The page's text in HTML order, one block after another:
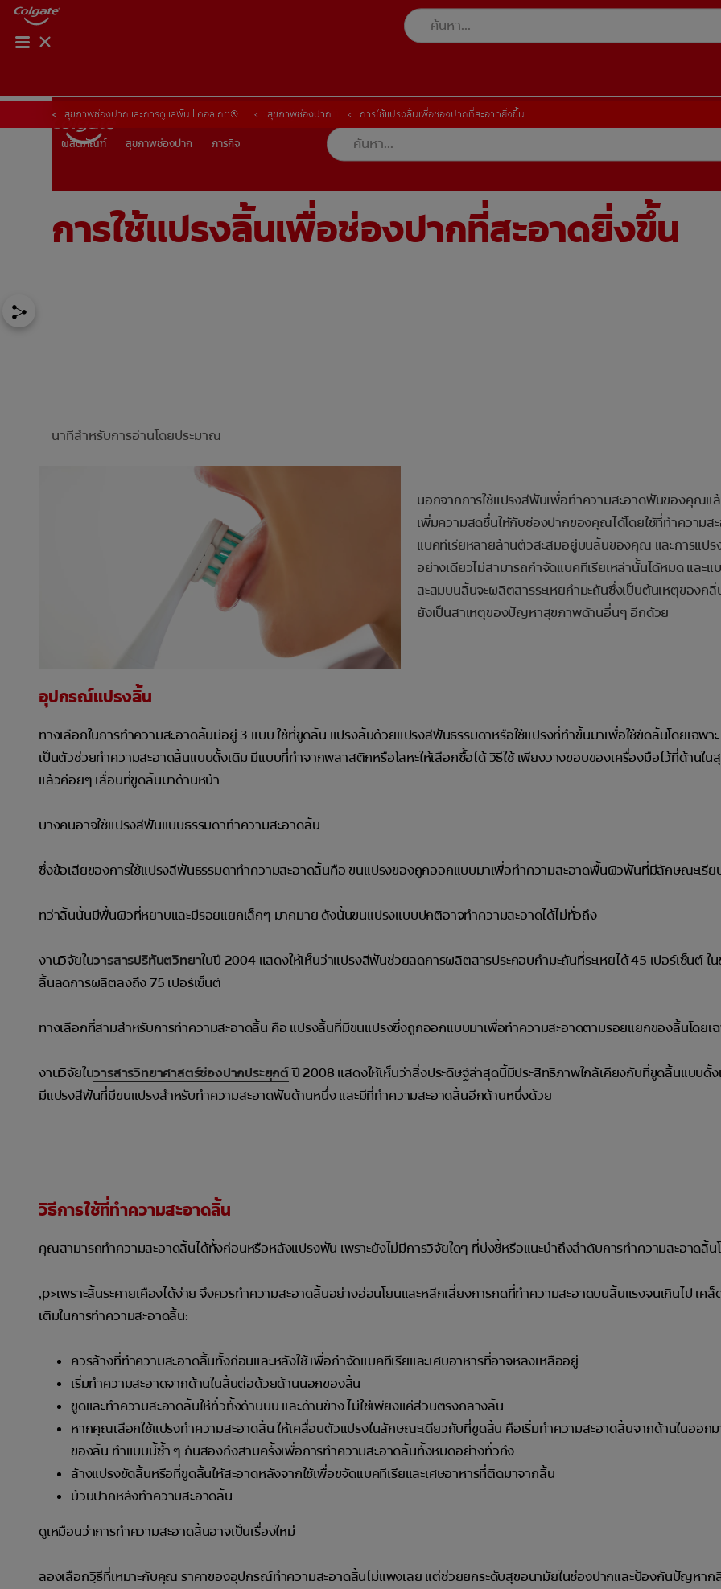
ผลิตภัณฑ์ สุขภาพช่องปาก
TH (TH) ลงทะเบียน
ผลิตภัณฑ์ สุขภาพช่องปาก ภารกิจ
การจับคู่ผลิตภัณฑ์
สุขภาพช่องปากและการดูแลฟัน | คอลเกต® สุขภาพช่องปาก การใช้แปรงลิ้นเพื่อช่องปากที่สะอาดยิ่งขึ้น
การใช้แปรงลิ้นเพื่อช่องปากที่สะอาดยิ่งขึ้น
นาทีสำหรับการอ่านโดยประมาณ
นอกจากการใช้แปรงสีฟันเพื่อทำความสะอาดฟันของคุณแ
เพิ่มความสดชื่นให้กับช่องปากของคุณได้โดยใช้ที่ทำความส
แบคทีเรียหลายล้านตัวสะสมอยู่บนลิ้นของคุณ และการแปร
อย่างเดียวไม่สามารถกำจัดแบคทีเรียเหล่านั้นได้หมด และแ
สะสมบนลิ้นจะผลิตสารระเหยกำมะถันซึ่งเป็นต้นเหตุของก
ยังเป็นสาเหตุของปัญหาสุขภาพด้านอื่นๆ อีกด้วย
อุปกรณ์แปรงลิ้น
ทางเลือกในการทำความสะอาดลิ้นมีอยู่ 3 แบบ ใช้ที่ขูดลิ้น แปรงลิ้นด้วยแปรงสีฟันธรรมดาหรือใช้แปรงที่ทำขึ้นมาเพื่อใช้ขัดลิ้นโดยเฉพา
เป็นตัวช่วยทำความสะอาดลิ้นแบบดั้งเดิม มีแบบที่ทำจากพลาสติกหรือโลหะให้เลือกซื้อได้ วิธีใช้ เพียงวางขอบของเครื่องมือไว้ที่ด้านใน
แล้วค่อยๆ เลื่อนที่ขูดลิ้นมาด้านหน้า
บางคนอาจใช้แปรงสีฟันแบบธรรมดาทำความสะอาดลิ้น
ซึ่งข้อเสียของการใช้แปรงสีฟันธรรมดาทำความสะอาดลิ้นคือ ขนแปรงของถูกออกแบบมาเพื่อทำความสะอาดพื้นผิวฟันที่มีลักษณะเรีย
ทว่าลิ้นนั้นมีพื้นผิวที่หยาบและมีรอยแยกเล็กๆ มากมาย ดังนั้นขนแปรงแบบปกติอาจทำความสะอาดได้ไม่ทั่วถึง
งานวิจัยในวารสารปริทันตวิทยาในปี 2004 แสดงให้เห็นว่าแปรงสีฟันช่วยลดการผลิตสารประกอบกำมะถันที่ระเหยได้ 45 เปอร์เซ็นต์ ใ
ลิ้นลดการผลิตลงถึง 75 เปอร์เซ็นต์
ทางเลือกที่สามสำหรับการทำความสะอาดลิ้น คือ แปรงลิ้นที่มีขนแปรงซึ่งถูกออกแบบมาเพื่อทำความสะอาดตามรอยแยกของลิ้นโดยเ
งานวิจัยในวารสารวิทยาศาสตร์ช่องปากประยุกต์ปี 2008 แสดงให้เห็นว่าสิ่งประดิษฐ์ล่าสุดนี้มีประสิทธิภาพใกล้เคียงกับที่ขูดลิ้นแบบดั้ง
มีแปรงสีฟันที่มีขนแปรงสำหรับทำความสะอาดฟันด้านหนึ่ง และมีที่ทำความสะอาดลิ้นอีกด้านหนึ่งด้วย
วิธีการใช้ที่ทำความสะอาดลิ้น
คุณสามารถทำความสะอาดลิ้นได้ทั้งก่อนหรือหลังแปรงฟัน เพราะยังไม่มีการวิจัยใดๆ ที่บ่งชี้หรือแนะนำถึงลำดับการทำความสะอาดลิ้น
,p>เพราะลิ้นระคายเคืองได้ง่าย จึงควรทำความสะอาดลิ้นอย่างอ่อนโยนและหลีกเลี่ยงการกดที่ทำความสะอาดบนลิ้นแรงจนเกินไป เค
เติมในการทำความสะอาดลิ้น:
ควรล้างที่ทำความสะอาดลิ้นทั้งก่อนและหลังใช้ เพื่อกำจัดแบคทีเรียและเศษอาหารที่อาจหลงเหลืออยู่
เริ่มทำความสะอาดจากด้านในลิ้นต่อด้วยด้านนอกของลิ้น
ขูดและทำความสะอาดลิ้นให้ทั่วทั้งด้านบน และด้านข้าง ไม่ใช่เพียงแค่ส่วนตรงกลางลิ้น
หากคุณเลือกใช้แปรงทำความสะอาดลิ้น ให้เคลื่อนตัวแปรงในลักษณะเดียวกับที่ขูดลิ้น คือเริ่มทำความสะอาดลิ้นจากด้านในออก
ของลิ้น ทำแบบนี้ซ้ำ ๆ กันสองถึงสามครั้งเพื่อการทำความสะอาดลิ้นทั้งหมดอย่างทั่วถึง
ล้างแปรงขัดลิ้นหรือที่ขูดลิ้นให้สะอาดหลังจากใช้เพื่อขจัดแบคทีเรียและเศษอาหารที่ติดมาจากลิ้น
บ้วนปากหลังทำความสะอาดลิ้น
ดูเหมือนว่าการทำความสะอาดลิ้นอาจเป็นเรื่องใหม่
ลองเลือกวฺิธีที่เหมาะกับคุณ ราคาของอุปกรณ์ทำความสะอาดลิ้นไม่แพงเลย แต่ช่วยยกระดับสุขอนามัยในช่องปากและป้องกันปัญหาก